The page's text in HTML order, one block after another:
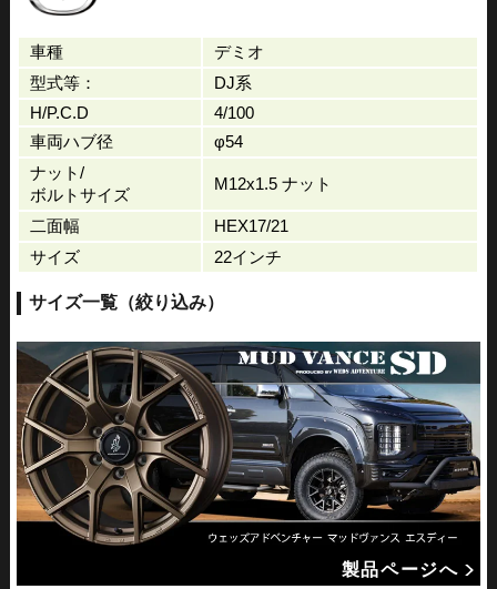
車種
デミオ
型式等：
DJ系
H/P.C.D
4/100
車両ハブ径
φ54
ナット/
ボルトサイズ
M12x1.5 ナット
二面幅
HEX17/21
サイズ
22インチ
サイズ一覧（絞り込み）
製品ページへ